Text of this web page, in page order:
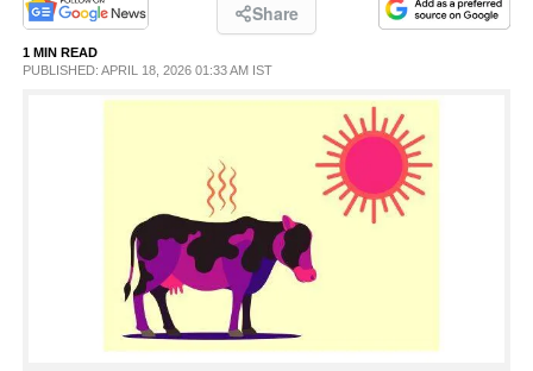
Share
1 MIN READ
PUBLISHED: APRIL 18, 2026 01:33 AM IST